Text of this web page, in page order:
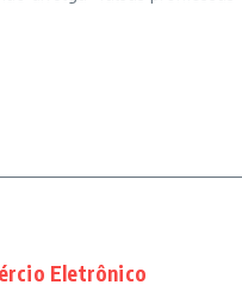
Eletrônico